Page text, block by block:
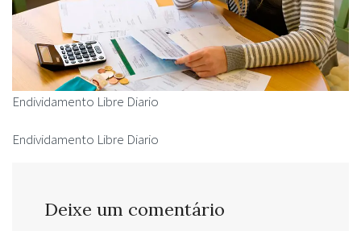
Endividamento Libre Diario
Endividamento Libre Diario
Deixe um comentário